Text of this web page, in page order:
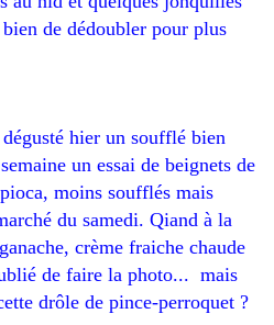
de dédoubler pour plus
hier un soufflé bien
un essai de beignets de
moins soufflés mais
du samedi. Qiand à la
crème fraiche chaude
de faire la photo... mais
drôle de pince-perroquet ?